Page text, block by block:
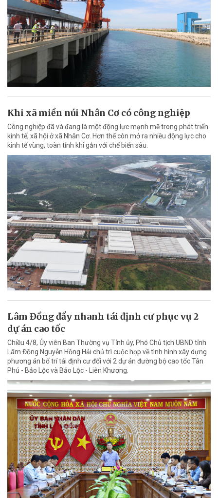
Khi xã miền núi Nhân Cơ có công nghiệp
Công nghiệp đã và đang là một động lực mạnh mẽ trong phát triển
kinh tế, xã hội ở xã Nhân Cơ. Hơn thế còn mở ra nhiều động lực cho
kinh tế vùng, toàn tỉnh khi gắn với chế biến sâu.
Lâm Đồng đẩy nhanh tái định cư phục vụ 2
dự án cao tốc
Chiều 4/8, Ủy viên Ban Thường vụ Tỉnh ủy, Phó Chủ tịch UBND tỉnh
Lâm Đồng Nguyễn Hồng Hải chủ trì cuộc họp về tình hình xây dựng
phương án bố trí tái định cư đối với 2 dự án đường bộ cao tốc Tân
Phú - Bảo Lộc và Bảo Lộc - Liên Khương.